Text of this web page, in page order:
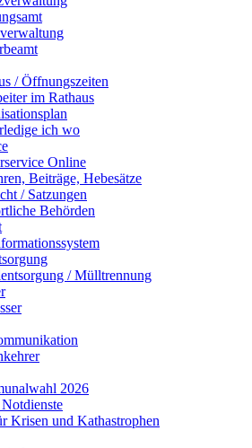
/ Öffnungszeiten
im Rathaus
ich wo
Online
Beiträge, Hebesätze
/ Satzungen
Behörden
/ Mülltrennung
2026
Krisen und Kathastrophen